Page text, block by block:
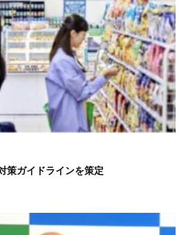
策ガイドラインを策定